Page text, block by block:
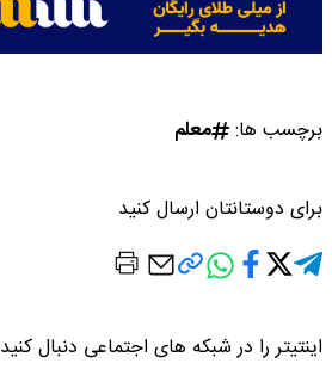
برچسب ها: معلم
برای دوستانتان ارسال کنید
اینتیتر را در شبکه های اجتماعی دنبال کنید